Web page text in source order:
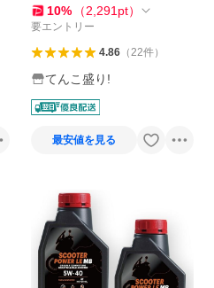
剤配合 省燃費型 [正規品] 旧1
10134
10% （2,291 pt）
要エントリー
4.86（22件）
てんこ盛り!
最安値を見る